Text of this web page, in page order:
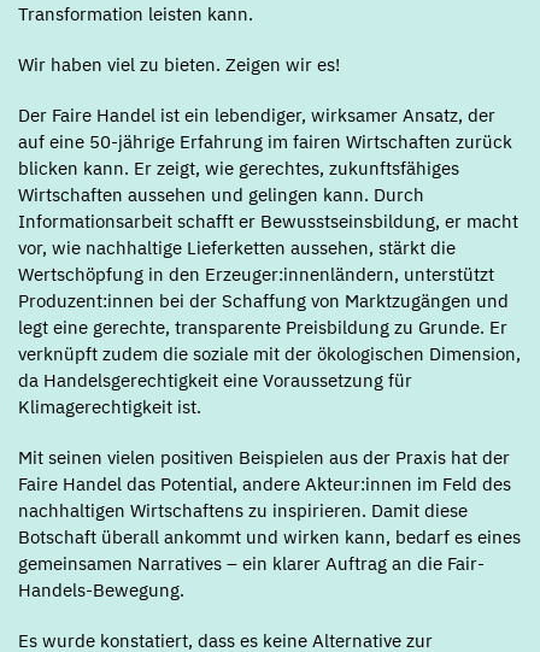
Transformation leisten kann.
Wir haben viel zu bieten. Zeigen wir es!
Der Faire Handel ist ein lebendiger, wirksamer Ansatz, der
auf eine 50-jährige Erfahrung im fairen Wirtschaften zurück
blicken kann. Er zeigt, wie gerechtes, zukunftsfähiges
Wirtschaften aussehen und gelingen kann. Durch
Informationsarbeit schafft er Bewusstseinsbildung, er macht
vor, wie nachhaltige Lieferketten aussehen, stärkt die
Wertschöpfung in den Erzeuger:innenländern, unterstützt
Produzent:innen bei der Schaffung von Marktzugängen und
legt eine gerechte, transparente Preisbildung zu Grunde. Er
verknüpft zudem die soziale mit der ökologischen Dimension,
da Handelsgerechtigkeit eine Voraussetzung für
Klimagerechtigkeit ist.
Mit seinen vielen positiven Beispielen aus der Praxis hat der
Faire Handel das Potential, andere Akteur:innen im Feld des
nachhaltigen Wirtschaftens zu inspirieren. Damit diese
Botschaft überall ankommt und wirken kann, bedarf es eines
gemeinsamen Narratives – ein klarer Auftrag an die Fair-
Handels-Bewegung.
Es wurde konstatiert, dass es keine Alternative zur